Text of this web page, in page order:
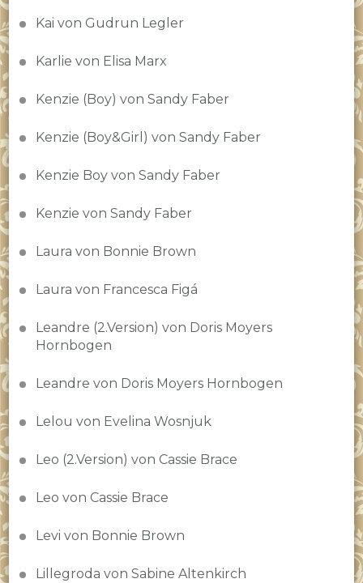
Kai von Gudrun Legler
Karlie von Elisa Marx
Kenzie (Boy) von Sandy Faber
Kenzie (Boy&Girl) von Sandy Faber
Kenzie Boy von Sandy Faber
Kenzie von Sandy Faber
Laura von Bonnie Brown
Laura von Francesca Figá
Leandre (2.Version) von Doris Moyers
Hornbogen
Leandre von Doris Moyers Hornbogen
Lelou von Evelina Wosnjuk
Leo (2.Version) von Cassie Brace
Leo von Cassie Brace
Levi von Bonnie Brown
Lillegroda von Sabine Altenkirch